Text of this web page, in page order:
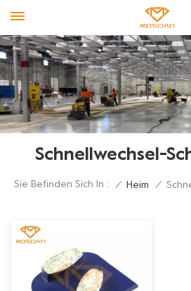
Schnellwechsel-
Sie Befinden Sich In : / Heim /